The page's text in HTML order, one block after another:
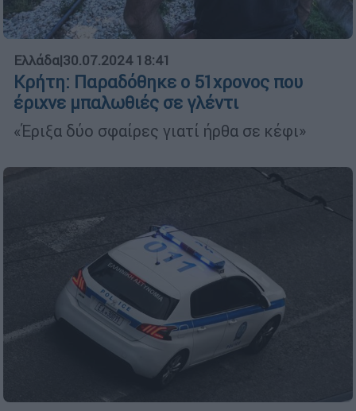
Ελλάδα|30.07.2024 18:41
Κρήτη: Παραδόθηκε ο 51χρονος που
έριχνε μπαλωθιές σε γλέντι
«Έριξα δύο σφαίρες γιατί ήρθα σε κέφι»